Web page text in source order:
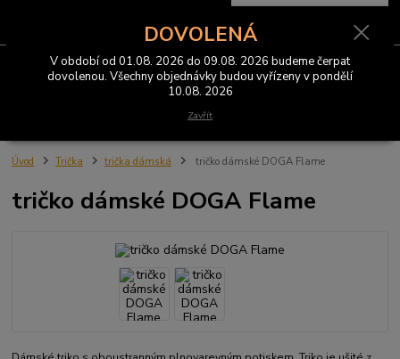
Menu
0 Kč
Úvod Trička trička dámská tričko dámské DOGA Flame
tričko dámské DOGA Flame
DOVOLENÁ
V období od 01.08. 2026 do 09.08. 2026 budeme čerpat
dovolenou. Všechny objednávky budou vyřízeny v pondělí
10.08. 2026
Zavřít